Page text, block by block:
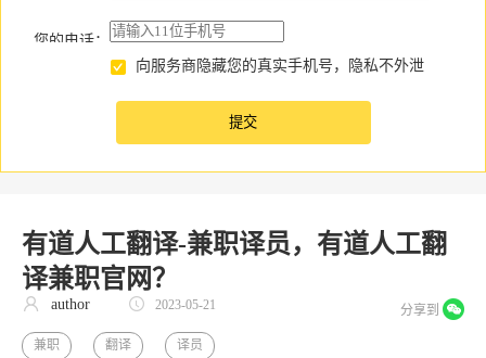
您的电话：
向服务商隐藏您的真实手机号，隐私不外泄
有道人工翻译-兼职译员，有道人工翻
译兼职官网？
分享到
author 2023-05-21
兼职 翻译 译员